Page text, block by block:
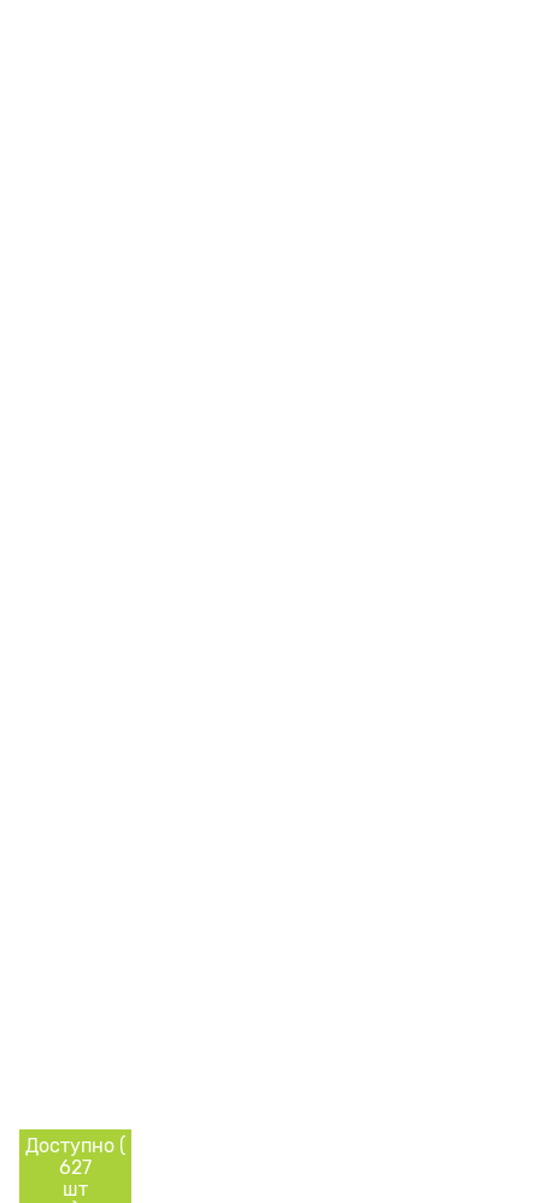
Доступно (
627
шт